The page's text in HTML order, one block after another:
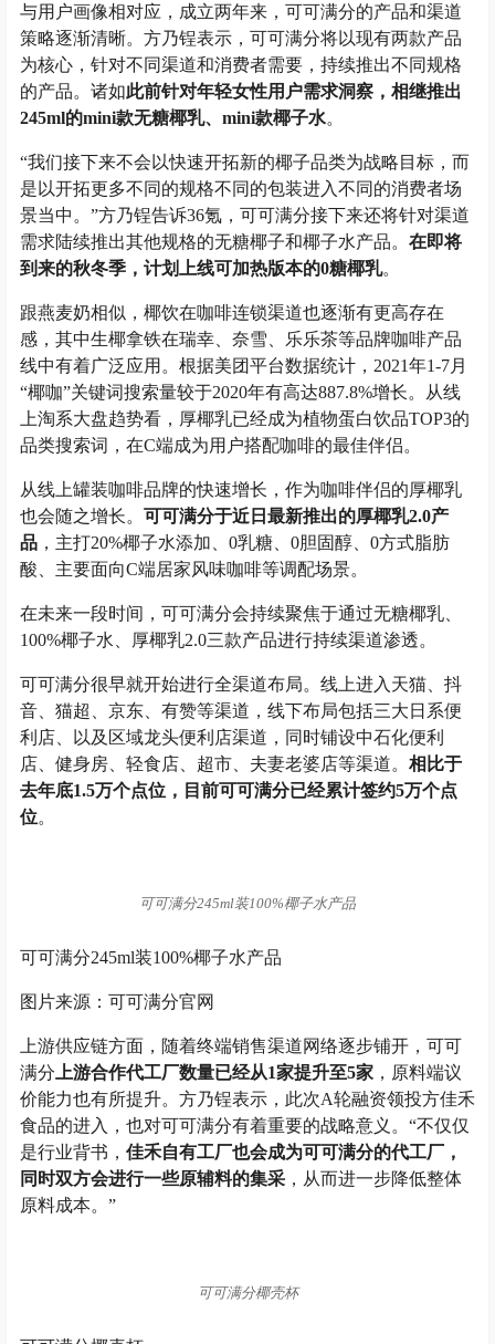
与用户画像相对应，成立两年来，可可满分的产品和渠道
策略逐渐清晰。方乃锃表示，可可满分将以现有两款产品
为核心，针对不同渠道和消费者需要，持续推出不同规格
的产品。诸如此前针对年轻女性用户需求洞察，相继推出
245ml的mini款无糖椰乳、mini款椰子水。
“我们接下来不会以快速开拓新的椰子品类为战略目标，而
是以开拓更多不同的规格不同的包装进入不同的消费者场
景当中。”方乃锃告诉36氪，可可满分接下来还将针对渠道
需求陆续推出其他规格的无糖椰子和椰子水产品。 在即将
到来的秋冬季，计划上线可加热版本的0糖椰乳。
跟燕麦奶相似，椰饮在咖啡连锁渠道也逐渐有更高存在
感，其中生椰拿铁在瑞幸、奈雪、乐乐茶等品牌咖啡产品
线中有着广泛应用。根据美团平台数据统计，2021年1-7月
“椰咖”关键词搜索量较于2020年有高达887.8%增长。从线
上淘系大盘趋势看，厚椰乳已经成为植物蛋白饮品TOP3的
品类搜索词，在C端成为用户搭配咖啡的最佳伴侣。
从线上罐装咖啡品牌的快速增长，作为咖啡伴侣的厚椰乳
也会随之增长。 可可满分于近日最新推出的厚椰乳2.0产
品 ，主打20%椰子水添加、0乳糖、0胆固醇、0方式脂肪
酸、主要面向C端居家风味咖啡等调配场景。
在未来一段时间，可可满分会持续聚焦于通过无糖椰乳、
100%椰子水、厚椰乳2.0三款产品进行持续渠道渗透。
可可满分很早就开始进行全渠道布局。线上进入天猫、抖
音、猫超、京东、有赞等渠道，线下布局包括三大日系便
利店、以及区域龙头便利店渠道，同时铺设中石化便利
店、健身房、轻食店、超市、夫妻老婆店等渠道。 相比于
去年底1.5万个点位，目前可可满分已经累计签约5万个点
位。
可可满分245ml装100%椰子水产品
可可满分245ml装100%椰子水产品
图片来源：可可满分官网
上游供应链方面，随着终端销售渠道网络逐步铺开，可可
满分 上游合作代工厂数量已经从1家提升至5家 ，原料端议
价能力也有所提升。方乃锃表示，此次A轮融资领投方佳禾
食品的进入，也对可可满分有着重要的战略意义。“不仅仅
是行业背书， 佳禾自有工厂也会成为可可满分的代工厂，
同时双方会进行一些原辅料的集采 ，从而进一步降低整体
原料成本。”
可可满分椰壳杯